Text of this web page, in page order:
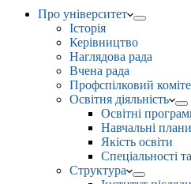
Про університет
Історія
Керівництво
Наглядова рада
Вчена рада
Профспілковий
Освітня діяльність
Освітні
Навчальні плани
Якість освіти
Спеціальності
Структура